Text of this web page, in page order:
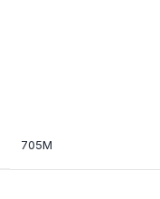
705M